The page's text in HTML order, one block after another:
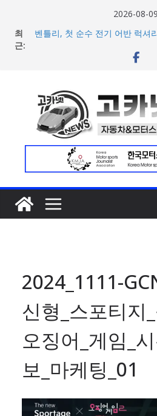
2026-08-09
최
근:
벤틀리, 첫 순수 전기 어반 럭셔
벤틀리서울, 광주 신세계백화점
며 본격 대회 준비 돌입
현대차·기아, ‘2026 레드닷 어워
15개 수상
[신차] BMW, 8월 온라인 한정
‘BMW 샵 온라인’ 판매 개시
2024_1111-
신형_스포티지_
오징어_게임_
보_마케팅_01